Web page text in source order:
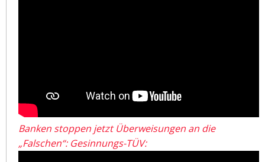
Banken stoppen jetzt Überweisungen an die
„Falschen“: Gesinnungs-TÜV: